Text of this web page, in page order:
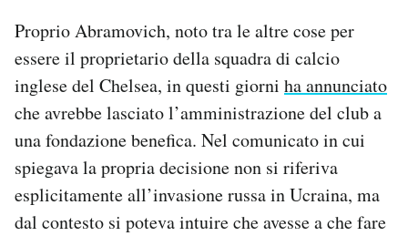
Proprio Abramovich, noto tra le altre cose per
essere il proprietario della squadra di calcio
inglese del Chelsea, in questi giorni ha annunciato
che avrebbe lasciato l’amministrazione del club a
una fondazione benefica. Nel comunicato in cui
spiegava la propria decisione non si riferiva
esplicitamente all’invasione russa in Ucraina, ma
dal contesto si poteva intuire che avesse a che fare